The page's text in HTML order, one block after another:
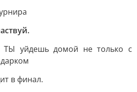
ТЫ уйдешь домой не только с
в финал.